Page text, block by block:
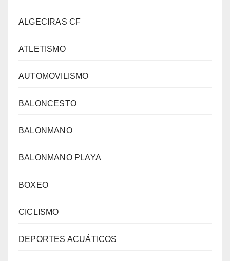
ALGECIRAS CF
ATLETISMO
AUTOMOVILISMO
BALONCESTO
BALONMANO
BALONMANO PLAYA
BOXEO
CICLISMO
DEPORTES ACUÁTICOS